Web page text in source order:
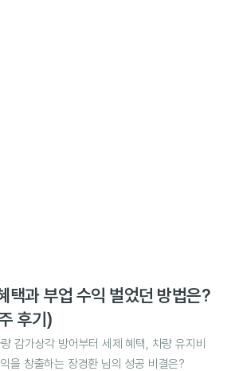
택과 부업 수익 벌었던 방법은?
후기)
감가상각 방어부터 세제 혜택, 차량 유지비
을 창출하는 장경환 님의 성공 비결은?